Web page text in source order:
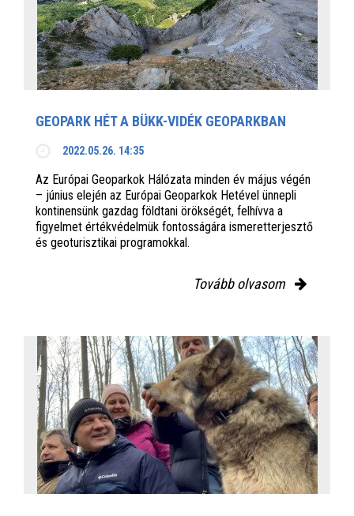
GEOPARK HÉT A BÜKK-VIDÉK GEOPARKBAN
2022.05.26. 14:35
Az Európai Geoparkok Hálózata minden év május végén
– június elején az Európai Geoparkok Hetével ünnepli
kontinensünk gazdag földtani örökségét, felhívva a
figyelmet értékvédelmük fontosságára ismeretterjesztő
és geoturisztikai programokkal.
Tovább olvasom